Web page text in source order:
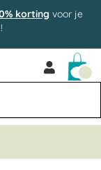
korting voor je